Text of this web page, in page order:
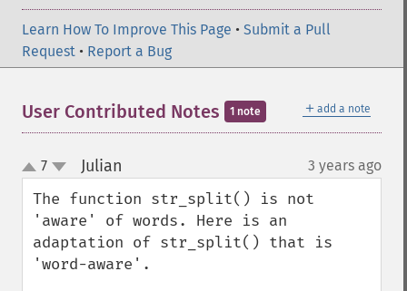
Learn How To Improve This Page • Submit a Pull
Request • Report a Bug
＋ add a note
User Contributed Notes 1 note
up
down
7 Julian 3 years ago
The function str_split() is not
'aware' of words. Here is an
adaptation of str_split() that is
'word-aware'.